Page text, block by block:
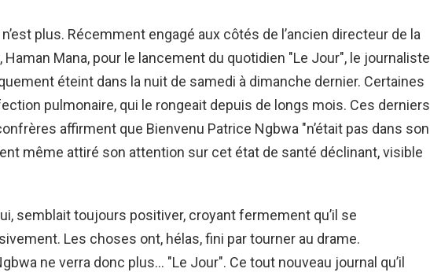
plus. Récemment engagé aux côtés de l’ancien directeur de la
Mana, pour le lancement du quotidien "Le Jour", le journaliste
éteint dans la nuit de samedi à dimanche dernier. Certaines
pulmonaire, qui le rongeait depuis de longs mois. Ces derniers
affirment que Bienvenu Patrice Ngbwa "n’était pas dans son
même attiré son attention sur cet état de santé déclinant, visible
semblait toujours positiver, croyant fermement qu’il se
Les choses ont, hélas, fini par tourner au drame.
ne verra donc plus… "Le Jour". Ce tout nouveau journal qu’il